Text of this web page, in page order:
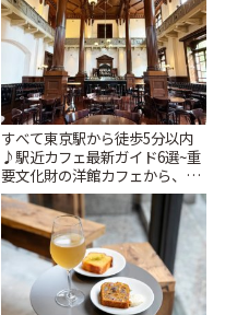
すべて東京駅から徒歩5分以内
♪駅近カフェ最新ガイド6選~重
要文化財の洋館カフェから、改
札すぐのレトロ喫茶まで~ | こと
りっぷ